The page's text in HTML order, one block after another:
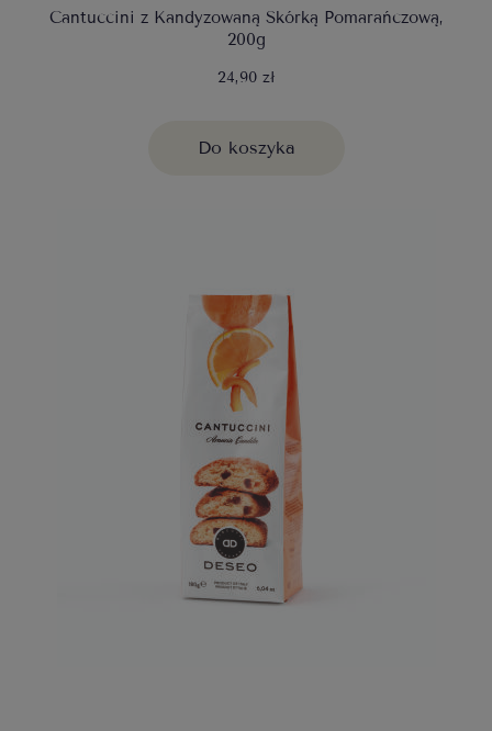
Cantuccini z Kandyzowaną Skórką Pomarańczową,
200g
24,90 zł
Do koszyka